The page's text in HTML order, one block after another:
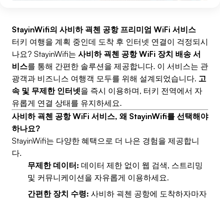
StayinWifi의 사비하 괵첸 공항 프리미엄 WiFi 서비스
터키 여행을 계획 중인데 도착 후 인터넷 연결이 걱정되시
나요? StayinWifi는 사비하 괵첸 공항 WiFi 장치 배송 서
비스를 통해 간편한 솔루션을 제공합니다. 이 서비스는 관
광객과 비즈니스 여행객 모두를 위해 설계되었습니다. 고
속 및 무제한 인터넷을 즉시 이용하며, 터키 전역에서 자
유롭게 연결 상태를 유지하세요.
사비하 괵첸 공항 WiFi 서비스, 왜 StayinWifi를 선택해야
하나요?
StayinWifi는 다양한 혜택으로 더 나은 경험을 제공합니
다.
무제한 데이터: 데이터 제한 없이 웹 검색, 스트리밍
및 커뮤니케이션을 자유롭게 이용하세요.
간편한 장치 수령: 사비하 괵첸 공항에 도착하자마자